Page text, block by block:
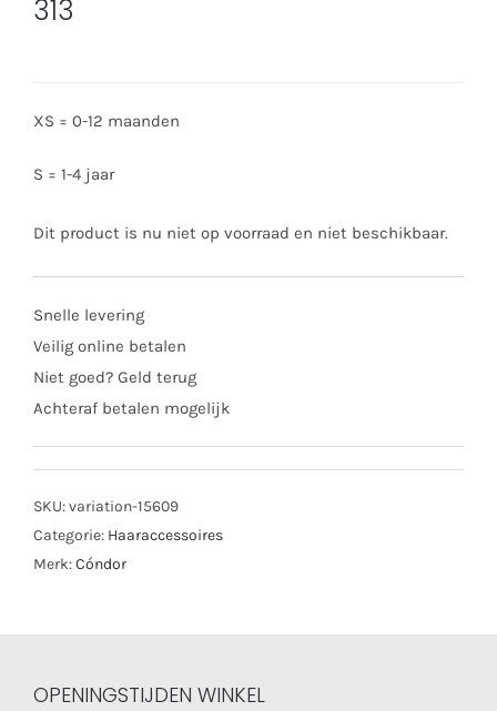
313
XS = 0-12 maanden
S = 1-4 jaar
Dit product is nu niet op voorraad en niet beschikbaar.
Snelle levering
Veilig online betalen
Niet goed? Geld terug
Achteraf betalen mogelijk
SKU:variation-15609
Categorie: Haaraccessoires
Merk:Cóndor
OPENINGSTIJDEN WINKEL